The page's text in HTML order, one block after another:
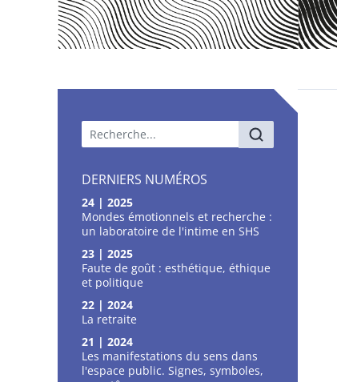
Menu principal
DERNIERS NUMÉROS
24 | 2025
Mondes émotionnels et recherche :
un laboratoire de l'intime en SHS
23 | 2025
Faute de goût : esthétique, éthique
et politique
22 | 2024
La retraite
21 | 2024
Les manifestations du sens dans
l'espace public. Signes, symboles,